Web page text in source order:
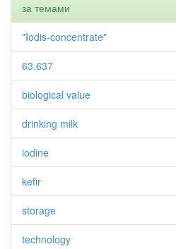
за темами
"Iodis-concentrate"
63.637
biological value
drinking milk
iodine
kefir
storage
technology